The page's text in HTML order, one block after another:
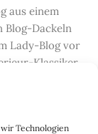
Technologien
aus einem
Blog-Dackeln
Lady-Blog vor
Klassiker
guten
„Made in
denen wir